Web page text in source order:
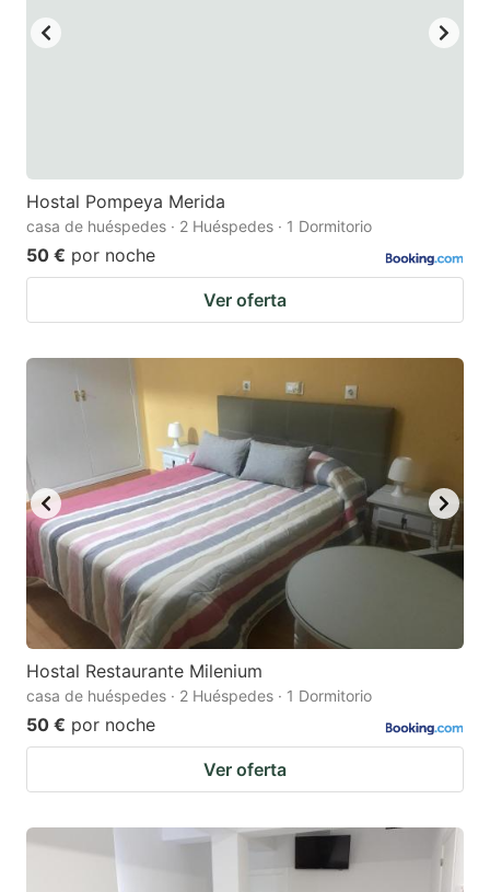
Hostal Pompeya Merida
casa de huéspedes · 2 Huéspedes · 1 Dormitorio
50 € por noche
Ver oferta
Hostal Restaurante Milenium
casa de huéspedes · 2 Huéspedes · 1 Dormitorio
50 € por noche
Ver oferta